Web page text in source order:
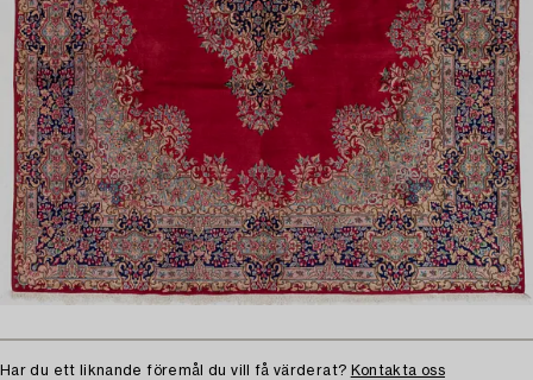
Har du ett liknande föremål du vill få värderat? Kontakta oss